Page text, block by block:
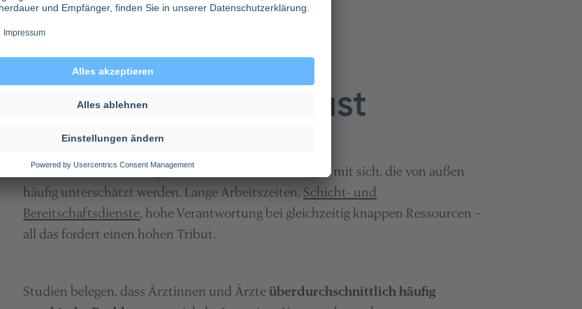
Die unsichtbare Last
Der ärztliche Beruf bringt eine Vielzahl an Belastungen mit sich, die von außen
häufig unterschätzt werden. Lange Arbeitszeiten, Schicht- und
Bereitschaftsdienste, hohe Verantwortung bei gleichzeitig knappen Ressourcen –
all das fordert einen hohen Tribut.
Studien belegen, dass Ärztinnen und Ärzteüberdurchschnittlich häufig